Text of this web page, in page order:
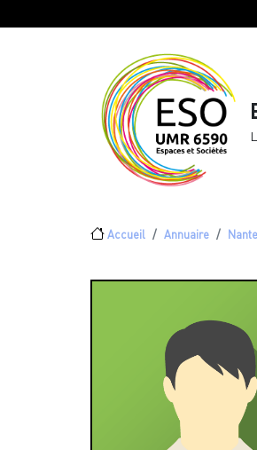
Fil d'Ariane
Accueil Annuaire